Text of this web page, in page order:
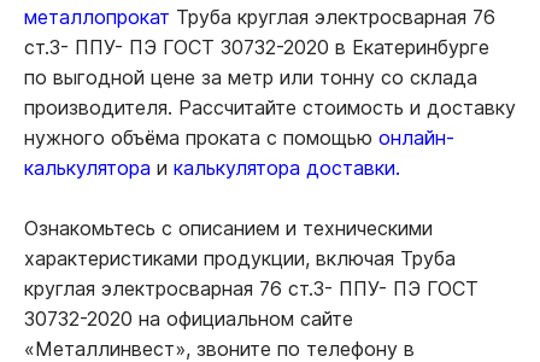
металлопрокат Труба круглая электросварная 76
ст.3- ППУ- ПЭ ГОСТ 30732-2020 в Екатеринбурге
по выгодной цене за метр или тонну со склада
производителя. Рассчитайте стоимость и доставку
нужного объёма проката с помощью онлайн-
калькулятора и калькулятора доставки.
Ознакомьтесь с описанием и техническими
характеристиками продукции, включая Труба
круглая электросварная 76 ст.3- ППУ- ПЭ ГОСТ
30732-2020 на официальном сайте
«Металлинвест», звоните по телефону в